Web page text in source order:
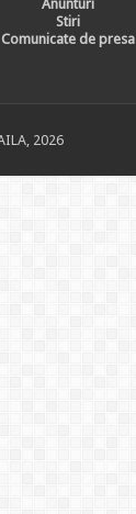
Anunturi
Stiri
Comunicate de presa
2026